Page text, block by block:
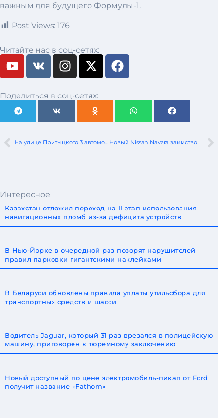
важным для будущего Формулы-1.
Post Views: 176
Читайте нас в соц-сетях:
Поделиться в соц-сетях:
На улице Притыцкого 3 автомобиля попали в ДТП из-за несоблюдения безопасной дистанции Новый Nissan Navara заимствован у Mitsubishi
Интересное
Казахстан отложил переход на II этап использования
навигационных пломб из-за дефицита устройств
В Нью-Йорке в очередной раз позорят нарушителей
правил парковки гигантскими наклейками
В Беларуси обновлены правила уплаты утильсбора для
транспортных средств и шасси
Водитель Jaguar, который 31 раз врезался в полицейскую
машину, приговорен к тюремному заключению
Новый доступный по цене электромобиль-пикап от Ford
получит название «Fathom»